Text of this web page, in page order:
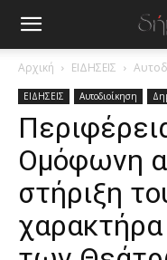
Αρχική ΕΙΔΗΣΕΙΣ
ΕΙΔΗΣΕΙΣ Αυτοδιοίκηση
Ομόφωνη
στήριξη